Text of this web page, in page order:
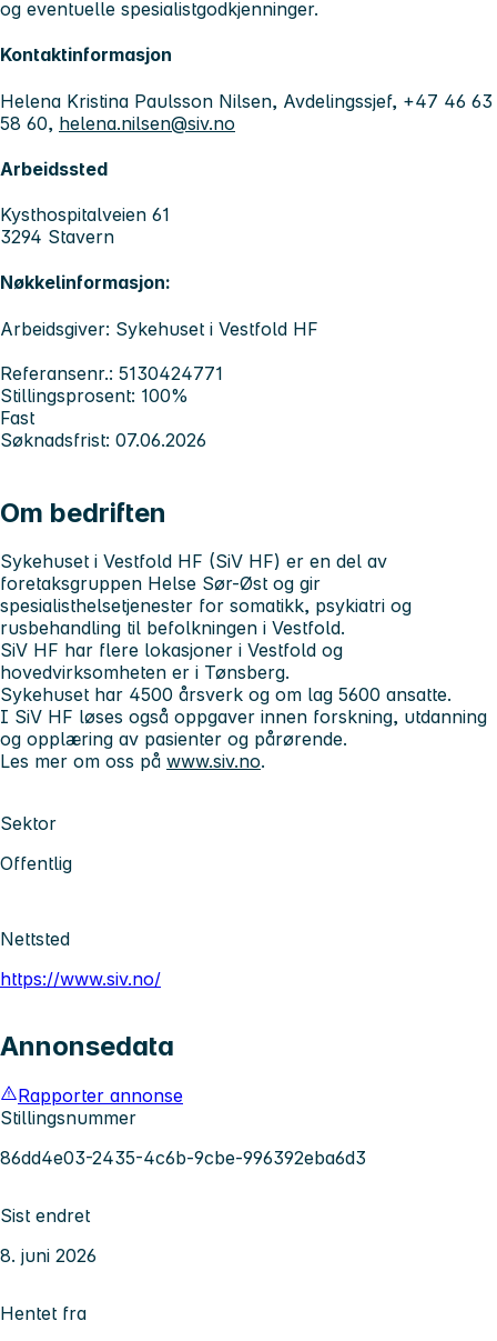
og eventuelle spesialistgodkjenninger.
Kontaktinformasjon
Helena Kristina Paulsson Nilsen, Avdelingssjef, +47 46 63
58 60, helena.nilsen@siv.no
Arbeidssted
Kysthospitalveien 61
3294 Stavern
Nøkkelinformasjon:
Arbeidsgiver: Sykehuset i Vestfold HF
Referansenr.: 5130424771
Stillingsprosent: 100%
Fast
Søknadsfrist: 07.06.2026
Om bedriften
Sykehuset i Vestfold HF (SiV HF) er en del av
foretaksgruppen Helse Sør-Øst og gir
spesialisthelsetjenester for somatikk, psykiatri og
rusbehandling til befolkningen i Vestfold.
SiV HF har flere lokasjoner i Vestfold og
hovedvirksomheten er i Tønsberg.
Sykehuset har 4500 årsverk og om lag 5600 ansatte.
I SiV HF løses også oppgaver innen forskning, utdanning
og opplæring av pasienter og pårørende.
Les mer om oss på www.siv.no.
Sektor
Offentlig
Nettsted
https://www.siv.no/
Annonsedata
Rapporter annonse
Stillingsnummer
86dd4e03-2435-4c6b-9cbe-996392eba6d3
Sist endret
8. juni 2026
Hentet fra